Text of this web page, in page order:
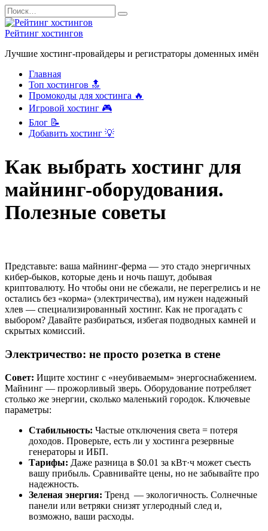
Перейти
к
содержанию
Search
for:
Рейтинг хостингов
Лучшие хостинг-провайдеры и регистраторы доменных имён
Главная
Топ хостингов 🔝
Промокоды для хостинга 🔥
Игровой хостинг 🎮
Блог 📝
Добавить хостинг 💡
Как выбрать хостинг для
майнинг-оборудования.
Полезные советы
Представьте: ваша майнинг-ферма — это стадо энергичных
кибер-быков, которые день и ночь пашут, добывая
криптовалюту. Но чтобы они не сбежали, не перегрелись и не
остались без «корма» (электричества), им нужен надежный
хлев — специализированный хостинг. Как не прогадать с
выбором? Давайте разбираться, избегая подводных камней и
скрытых комиссий.
Электричество: не просто розетка в стене
Совет: Ищите хостинг с «неубиваемым» энергоснабжением.
Майнинг — прожорливый зверь. Оборудование потребляет
столько же энергии, сколько маленький городок. Ключевые
параметры:
Стабильность: Частые отключения света = потеря
доходов. Проверьте, есть ли у хостинга резервные
генераторы и ИБП.
Тарифы: Даже разница в $0.01 за кВт·ч может съесть
вашу прибыль. Сравнивайте цены, но не забывайте про
надежность.
Зеленая энергия: Тренд — экологичность. Солнечные
панели или ветряки снизят углеродный след и,
возможно, ваши расходы.